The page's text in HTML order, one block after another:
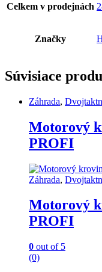
Celkem v prodejnách
Značky
Súvisiace
Záhrada,
Motorový
PROFI
Záhrada,
Motorový
PROFI
0 out of 5
(0)